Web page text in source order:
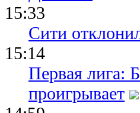
15:33
Сити
15:14
Первая лига:
проигрывает